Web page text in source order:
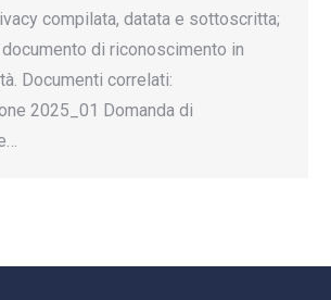
compilata, datata e sottoscritta;
di riconoscimento in
Documenti correlati:
2025_01 Domanda di